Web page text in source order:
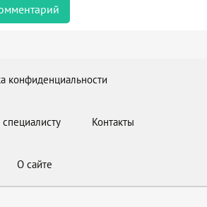
конфиденциальности
Контакты
О сайте